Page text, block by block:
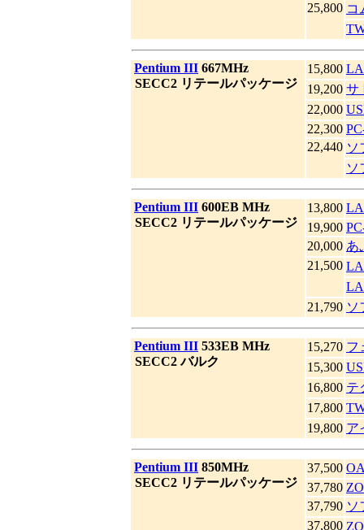
25,800 コ
Pentium III 667MHz
SECC2 リテールパッケージ
15,800
19,200 サ
22,000
22,300
22,440 ソ
ソ
Pentium III 600EB MHz
SECC2 リテールパッケージ
13,800
19,900
20,000 あ
21,500
21,790 ソ
Pentium III 533EB MHz
SECC2 バルク
15,270 フ
15,300
16,800 テ
17,800
19,800 ア
Pentium III 850MHz
SECC2 リテールパッケージ
37,500
37,780
37,790 ソ
37,800